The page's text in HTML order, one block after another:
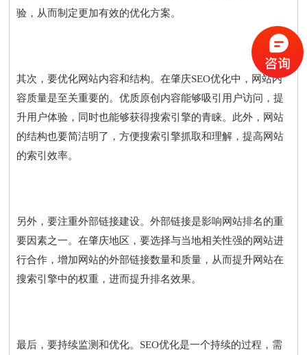
验，从而制定更加有效的优化方案。
其次，要优化网站内容和结构。在肇庆SEO优化中，网站内
容质量是至关重要的。优质原创内容能够吸引用户访问，提
升用户体验，同时也能够获得搜索引擎的青睐。此外，网站
的结构也要简洁明了，方便搜索引擎抓取和理解，提高网站
的索引效率。
另外，要注重外部链接建设。外部链接是影响网站排名的重
要因素之一。在肇庆地区，要选择与当地相关性强的网站进
行合作，增加网站的外部链接数量和质量，从而提升网站在
搜索引擎中的权重，进而提升排名效果。
最后，要持续监测和优化。SEO优化是一个持续的过程，需